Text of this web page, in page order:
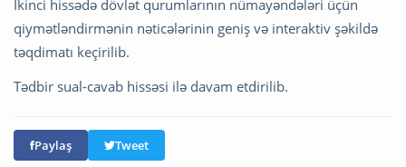
İkinci hissədə dövlət qurumlarının nümayəndələri üçün
qiymətləndirmənin nəticələrinin geniş və interaktiv şəkildə
təqdimatı keçirilib.
Tədbir sual-cavab hissəsi ilə davam etdirilib.
Paylaş Tweet